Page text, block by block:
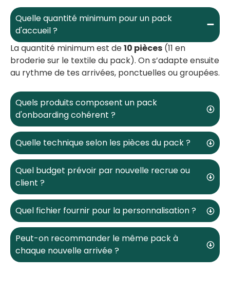
Quelle quantité minimum pour un pack
d'accueil ?
La quantité minimum est de10 pièces (11 en
broderie sur le textile du pack). On s’adapte ensuite
au rythme de tes arrivées, ponctuelles ou groupées.
Quels produits composent un pack
d'onboarding cohérent ?
Quelle technique selon les pièces du pack ?
Quel budget prévoir par nouvelle recrue ou
client ?
Quel fichier fournir pour la personnalisation ?
Peut-on recommander le même pack à
chaque nouvelle arrivée ?